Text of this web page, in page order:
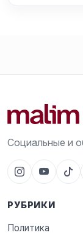
Социальные и
РУБРИКИ
Политика